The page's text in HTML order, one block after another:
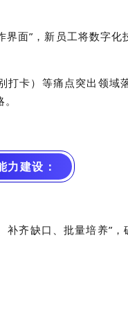
面”，新员工将数字
卡）等痛点突出领
力建设：
齐缺口、批量培养”